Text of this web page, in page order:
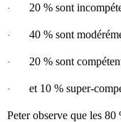
· 20 % sont
· 40 % sont
· 20 % sont
· et 10 % super-
Peter observe que les 80